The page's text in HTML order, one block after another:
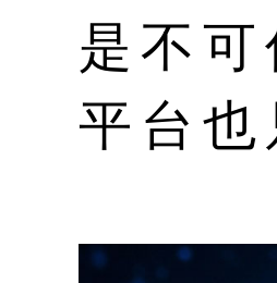
是不
平台